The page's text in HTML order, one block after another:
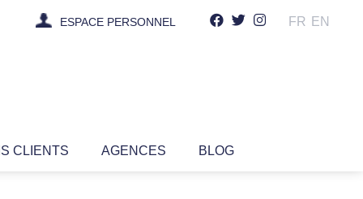
ESPACE PERSONNEL FR EN
CLIENTS AGENCES BLOG